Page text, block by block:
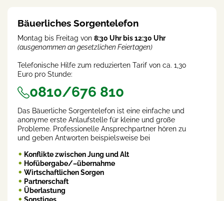
Bäuerliches Sorgentelefon
Montag bis Freitag von 8:30 Uhr bis 12:30 Uhr
(ausgenommen an gesetzlichen Feiertagen)
Telefonische Hilfe zum reduzierten Tarif von ca. 1,30
Euro pro Stunde:
0810/676 810
Das Bäuerliche Sorgentelefon ist eine einfache und
anonyme erste Anlaufstelle für kleine und große
Probleme. Professionelle Ansprechpartner hören zu
und geben Antworten beispielsweise bei
Konflikte zwischen Jung und Alt
Hofübergabe/–übernahme
Wirtschaftlichen Sorgen
Partnerschaft
Überlastung